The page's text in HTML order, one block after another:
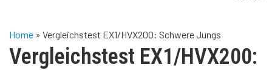
Home » Vergleichstest EX1/HVX200: Schwere Jungs
Vergleichstest EX1/HVX200: